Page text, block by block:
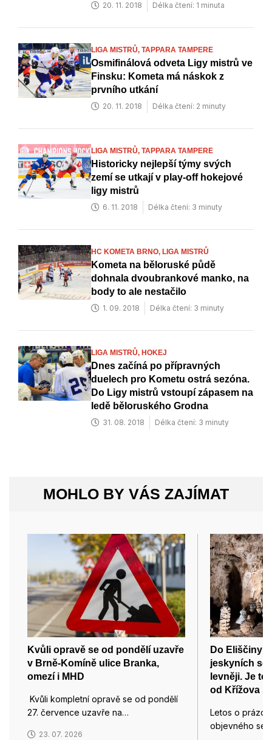
20. 11. 2018 Délka čtení: 1 minuta
LIGA MISTRŮ, TAPPARA TAMPERE
Osmifinálová odveta Ligy mistrů ve
Finsku: Kometa má náskok z
prvního utkání
20. 11. 2018 Délka čtení: 2 minuty
LIGA MISTRŮ, TAPPARA TAMPERE
Historicky nejlepší týmy svých
zemí se utkají v play-off hokejové
ligy mistrů
6. 11. 2018 Délka čtení: 3 minuty
HC KOMETA BRNO, LIGA MISTRŮ
Kometa na běloruské půdě
dohnala dvoubrankové manko, na
body to ale nestačilo
1. 09. 2018 Délka čtení: 3 minuty
LIGA MISTRŮ, HOKEJ
Dnes začíná po přípravných
duelech pro Kometu ostrá sezóna.
Do Ligy mistrů vstoupí zápasem na
ledě běloruského Grodna
31. 08. 2018 Délka čtení: 3 minuty
MOHLO BY VÁS ZAJÍMAT
Kvůli opravě se od pondělí uzavře
v Brně-Komíně ulice Branka,
omezí i MHD
Kvůli kompletní opravě se od pondělí
27. července uzavře na…
23. 07. 2026
Do Eliščiny
jeskyních se
levněji. Je to
od Křížova
Letos o
objevného